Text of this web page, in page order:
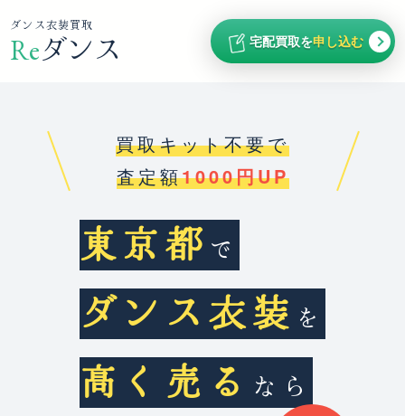
ダンス衣装買取
Reダンス 宅配買取を申し込む
買取キット不要で
査定額1000円UP
東京都 で
ダンス衣装 を
高く売る なら